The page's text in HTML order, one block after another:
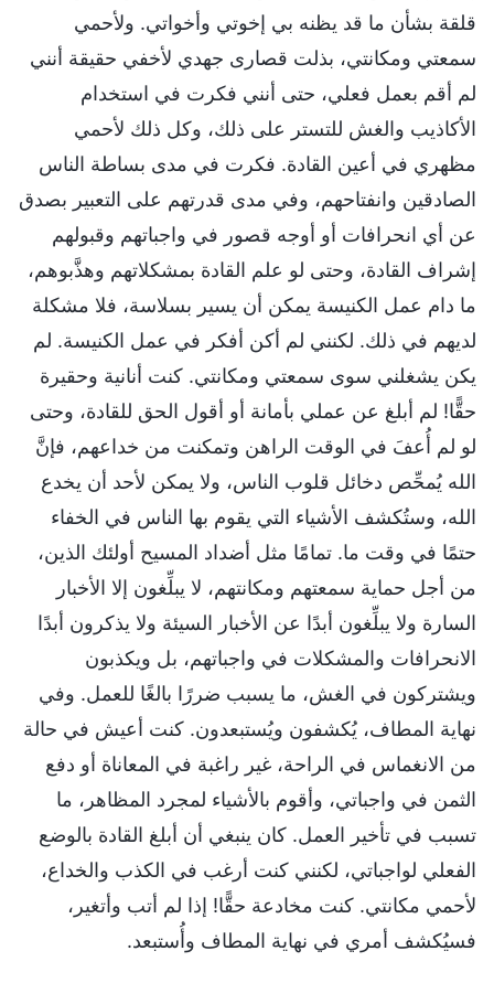
قلقة بشأن ما قد يظنه بي إخوتي وأخواتي. ولأحمي
سمعتي ومكانتي، بذلت قصارى جهدي لأخفي حقيقة أنني
لم أقم بعمل فعلي، حتى أنني فكرت في استخدام
الأكاذيب والغش للتستر على ذلك، وكل ذلك لأحمي
مظهري في أعين القادة. فكرت في مدى بساطة الناس
الصادقين وانفتاحهم، وفي مدى قدرتهم على التعبير بصدق
عن أي انحرافات أو أوجه قصور في واجباتهم وقبولهم
إشراف القادة، وحتى لو علم القادة بمشكلاتهم وهذَّبوهم،
ما دام عمل الكنيسة يمكن أن يسير بسلاسة، فلا مشكلة
لديهم في ذلك. لكنني لم أكن أفكر في عمل الكنيسة. لم
يكن يشغلني سوى سمعتي ومكانتي. كنت أنانية وحقيرة
حقًّا! لم أبلغ عن عملي بأمانة أو أقول الحق للقادة، وحتى
لو لم أُعفَ في الوقت الراهن وتمكنت من خداعهم، فإنَّ
الله يُمحِّص دخائل قلوب الناس، ولا يمكن لأحد أن يخدع
الله، وستُكشف الأشياء التي يقوم بها الناس في الخفاء
حتمًا في وقت ما. تمامًا مثل أضداد المسيح أولئك الذين،
من أجل حماية سمعتهم ومكانتهم، لا يبلِّغون إلا الأخبار
السارة ولا يبلِّغون أبدًا عن الأخبار السيئة ولا يذكرون أبدًا
الانحرافات والمشكلات في واجباتهم، بل ويكذبون
ويشتركون في الغش، ما يسبب ضررًا بالغًا للعمل. وفي
نهاية المطاف، يُكشفون ويُستبعدون. كنت أعيش في حالة
من الانغماس في الراحة، غير راغبة في المعاناة أو دفع
الثمن في واجباتي، وأقوم بالأشياء لمجرد المظاهر، ما
تسبب في تأخير العمل. كان ينبغي أن أبلغ القادة بالوضع
الفعلي لواجباتي، لكنني كنت أرغب في الكذب والخداع،
لأحمي مكانتي. كنت مخادعة حقًّا! إذا لم أتب وأتغير،
فسيُكشف أمري في نهاية المطاف وأُستبعد.